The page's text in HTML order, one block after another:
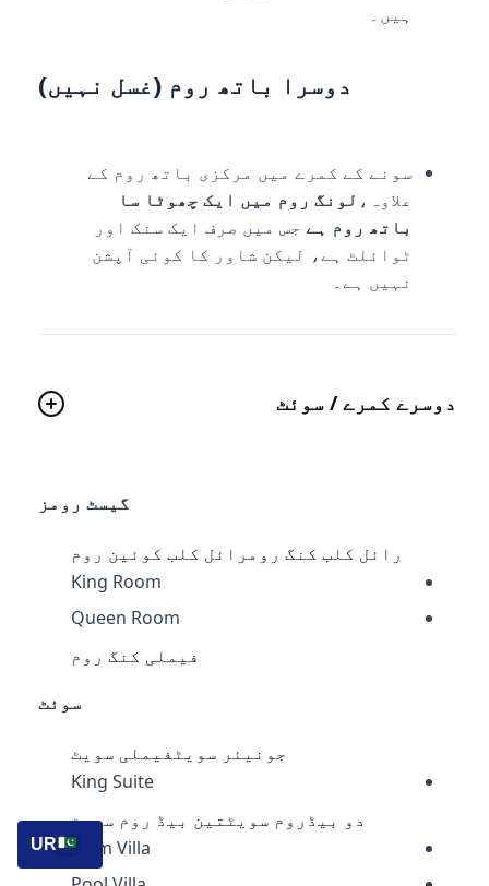
ہیں۔
دوسرا باتھ روم (غسل نہیں)
سونے کے کمرے میں مرکزی باتھ روم کے
علاوہ، لونگ روم میں ایک چھوٹا سا
باتھ روم ہے جس میں صرف ایک سنک اور
ٹوائلٹ ہے، لیکن شاور کا کوئی آپشن
نہیں ہے۔
دوسرے کمرے / سوئٹ
گیسٹ رومز
رائل کلب کنگ رومرائل کلب کوئین روم
King Room
Queen Room
فیملی کنگ روم
سوئٹ
جونیئر سویٹفیملی سویٹ
King Suite
دو بیڈروم سویٹتین بیڈ روم سویٹ
Palm Villa
UR